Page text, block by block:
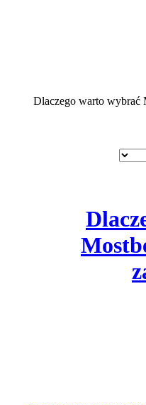
/ Dlaczego warto wybrać